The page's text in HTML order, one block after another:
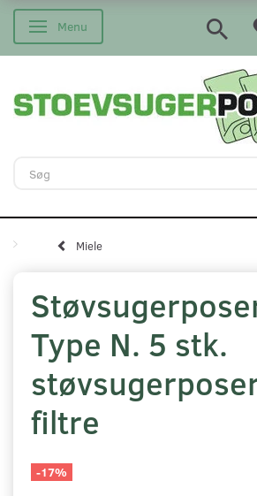
Skifte navigation
Menu
Miele
Type N. 5 stk.
filtre
-17%